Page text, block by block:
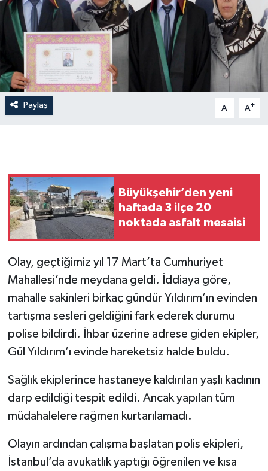
Paylaş A- A+
Büyükşehir’den yeni
haftada 3 ilçe 20
noktada asfalt mesaisi
Olay, geçtiğimiz yıl 17 Mart’ta Cumhuriyet
Mahallesi’nde meydana geldi. İddiaya göre,
mahalle sakinleri birkaç gündür Yıldırım’ın evinden
tartışma sesleri geldiğini fark ederek durumu
polise bildirdi. İhbar üzerine adrese giden ekipler,
Gül Yıldırım’ı evinde hareketsiz halde buldu.
Sağlık ekiplerince hastaneye kaldırılan yaşlı kadının
darp edildiği tespit edildi. Ancak yapılan tüm
müdahalelere rağmen kurtarılamadı.
Olayın ardından çalışma başlatan polis ekipleri,
İstanbul’da avukatlık yaptığı öğrenilen ve kısa